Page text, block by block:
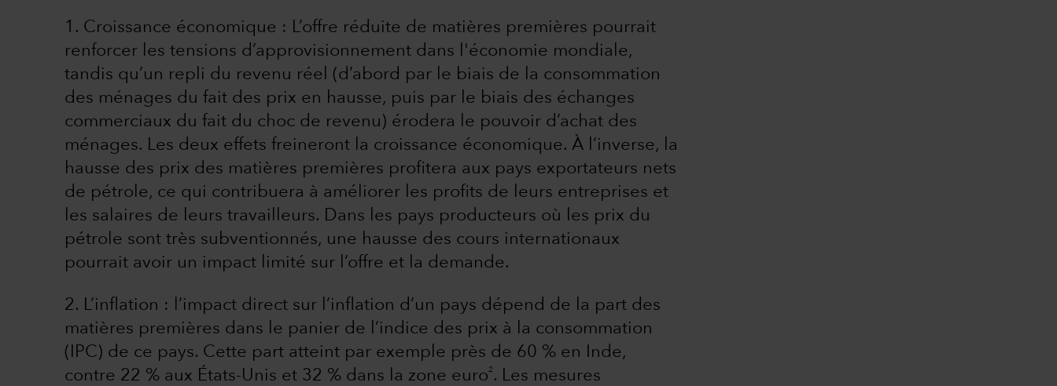
1. Croissance économique : L’offre réduite de matières premières pourrait
renforcer les tensions d’approvisionnement dans l'économie mondiale,
tandis qu’un repli du revenu réel (d’abord par le biais de la consommation
des ménages du fait des prix en hausse, puis par le biais des échanges
commerciaux du fait du choc de revenu) érodera le pouvoir d’achat des
ménages. Les deux effets freineront la croissance économique. À l’inverse, la
hausse des prix des matières premières profitera aux pays exportateurs nets
de pétrole, ce qui contribuera à améliorer les profits de leurs entreprises et
les salaires de leurs travailleurs. Dans les pays producteurs où les prix du
pétrole sont très subventionnés, une hausse des cours internationaux
pourrait avoir un impact limité sur l’offre et la demande.
2. L’inflation : l’impact direct sur l’inflation d’un pays dépend de la part des
matières premières dans le panier de l’indice des prix à la consommation
(IPC) de ce pays. Cette part atteint par exemple près de 60 % en Inde,
contre 22 % aux États-Unis et 32 % dans la zone euro2 . Les mesures